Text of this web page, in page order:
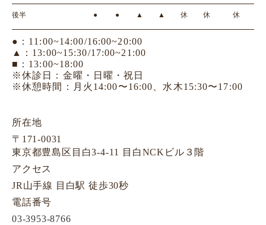
後半 ● ● ▲ ▲ 休 休 休
●：11:00~14:00/16:00~20:00
▲：13:00~15:30/17:00~21:00
■：13:00~18:00
※休診日：金曜・日曜・祝日
※休憩時間：月火14:00〜16:00、水木15:30〜17:00
所在地
〒171-0031
東京都豊島区目白3-4-11 目白NCKビル３階
アクセス
JR山手線 目白駅 徒歩30秒
電話番号
03-3953-8766